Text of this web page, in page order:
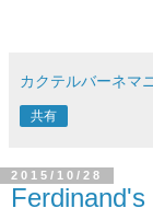
カクテルバーネマ
共有
2015/10/28